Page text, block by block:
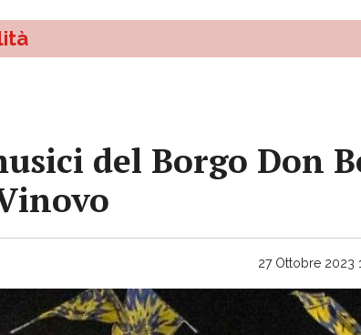
del Borgo Don
27 Ottobre 2023